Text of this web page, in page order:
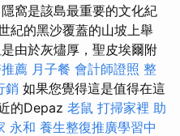
窩是該島最重要的文化紀
紀的黑沙覆蓋的山坡上舉
由於灰燼厚，聖皮埃爾附
薦 月子餐 會計師證照 整
銷 如果您覺得這是值得在這
的Depaz 老鼠 打掃家裡 助
永和 養生整復推廣學習中